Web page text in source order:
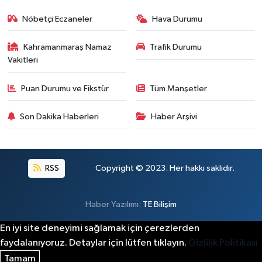
Nöbetçi Eczaneler Hava Durumu
Kahramanmaraş Namaz
Vakitleri
Trafik Durumu
Puan Durumu ve Fikstür Tüm Manşetler
Son Dakika Haberleri Haber Arşivi
RSS Copyright © 2023. Her hakkı saklıdır.
Haber Yazılımı: TE Bilişim
En iyi site deneyimi sağlamak için çerezlerden
faydalanıyoruz. Detaylar için lütfen tıklayın. Gizlilik Politikası
Tamam